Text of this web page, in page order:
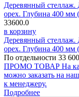
Деревянный стеллаж.
орех. Глубина 400 мм
33600.0
в корзину
Деревянный стеллаж.
орех. Глубина 400 мм
По отдельности 33
ПРОМО ТОВАР На
можно заказать на
к менеджеру.
Подробнее